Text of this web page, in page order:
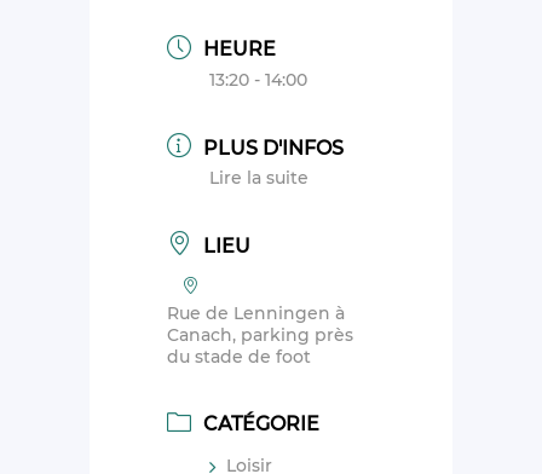
HEURE
13:20 - 14:00
PLUS D'INFOS
Lire la suite
LIEU
Rue de Lenningen à
Canach, parking près
du stade de foot
CATÉGORIE
Loisir